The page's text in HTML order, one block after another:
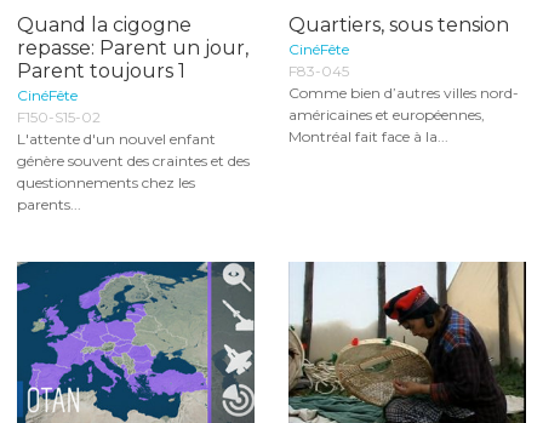
Quand la cigogne
repasse: Parent un jour,
Parent toujours 1
CinéFête
F150-S15-02
L'attente d'un nouvel enfant
génère souvent des craintes et des
questionnements chez les
parents...
Quartiers, sous tension
CinéFête
F83-045
Comme bien d’autres villes nord-
américaines et européennes,
Montréal fait face à la...